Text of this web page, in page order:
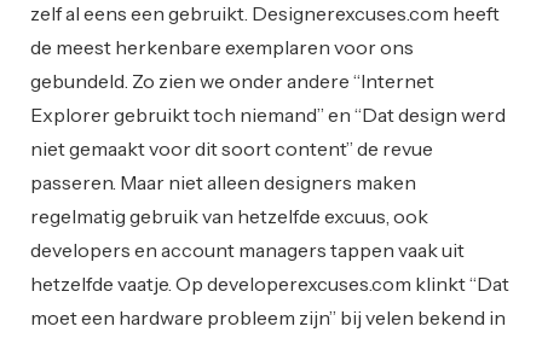
zelf al eens een gebruikt. Designerexcuses.com heeft
de meest herkenbare exemplaren voor ons
gebundeld. Zo zien we onder andere “Internet
Explorer gebruikt toch niemand” en “Dat design werd
niet gemaakt voor dit soort content” de revue
passeren. Maar niet alleen designers maken
regelmatig gebruik van hetzelfde excuus, ook
developers en account managers tappen vaak uit
hetzelfde vaatje. Op developerexcuses.com klinkt “Dat
moet een hardware probleem zijn” bij velen bekend in